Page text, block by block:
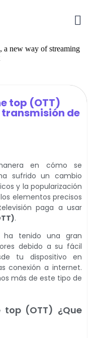
top (OTT)
de
en cómo se
sufrido un cambio
y la popularización
elementos precisos
paga a usar
.
ha tenido una gran
debido a su fácil
tu dispositivo en
conexión a internet.
más de este tipo de
(OTT) ¿Que